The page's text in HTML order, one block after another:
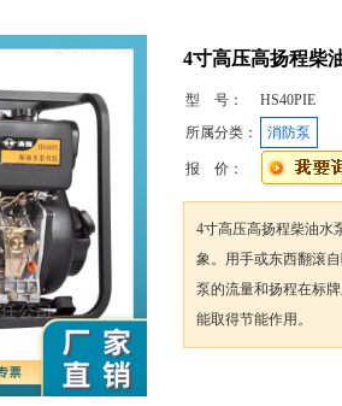
4寸高压高扬程柴
型 号：
HS40PIE
所属分类：
消防泵
报 价：
4寸高压高扬程柴油水
象。用手或东西翻滚
泵的流量和扬程在标
能取得节能作用。